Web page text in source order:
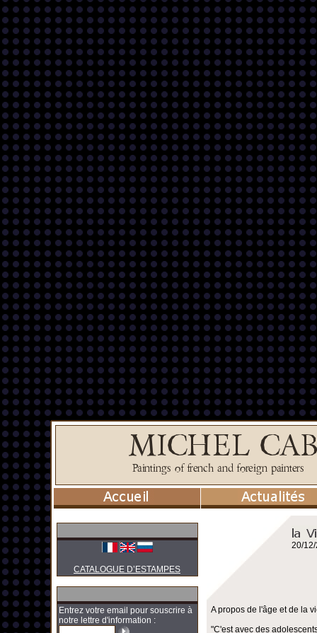
CATALOGUE D’ESTAMPES
Entrez votre email pour souscrire à
notre lettre d'information :
20/
A propos de l'âge et de la
"C'est avec des